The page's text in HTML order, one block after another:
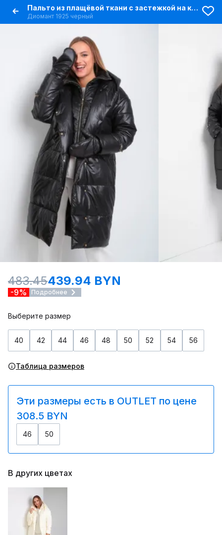
Пальто из плащёвой ткани с застежкой на кнопки и прорезными карманами
Диомант 1925 черный
483.45439.94 BYN
-9% Подробнее
Выберите размер
40 42 44 46 48 50 52 54 56
Таблица размеров
Эти размеры есть в OUTLET по цене
308.5 BYN
46 50
В других цветах